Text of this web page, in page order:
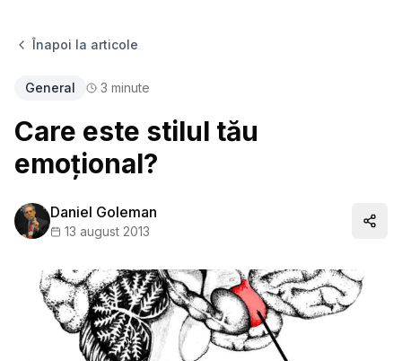
Înapoi la articole
General 3 minute
Care este stilul tău
emoțional?
Daniel Goleman
13 august 2013